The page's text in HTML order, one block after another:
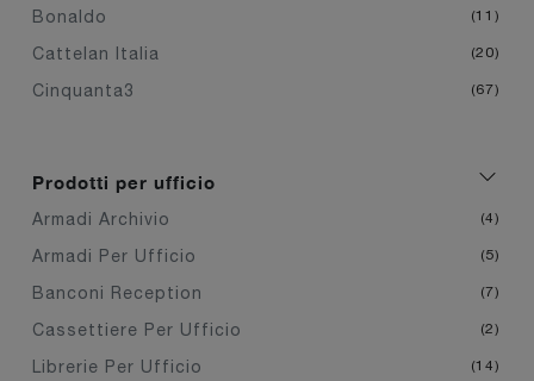
Bonaldo 11
Cattelan Italia 20
Cinquanta3 67
Prodotti per ufficio
Armadi Archivio 4
Armadi Per Ufficio 5
Banconi Reception 7
Cassettiere Per Ufficio 2
Librerie Per Ufficio 14